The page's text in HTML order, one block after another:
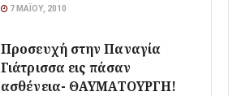
7 ΜΑΪ́ΟΥ, 2010
Προσευχή στην Παναγία
Γιάτρισσα εις πάσαν
ασθένεια- ΘΑΥΜΑΤΟΥΡΓΗ!